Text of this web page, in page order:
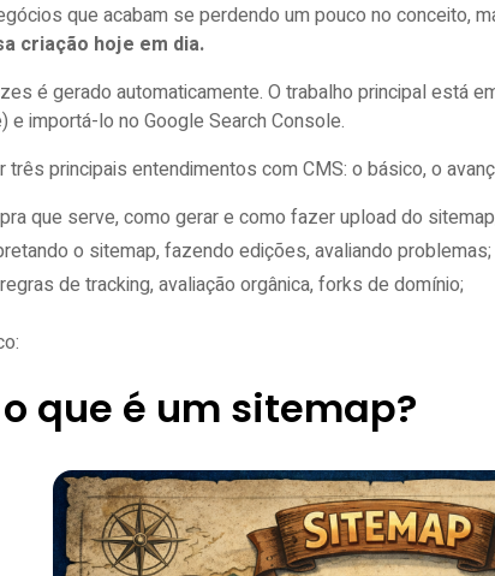
que acabam se perdendo um pouco no conceito,
criação hoje em dia.
é gerado automaticamente. O trabalho principal está
e importá-lo no Google Search Console.
três principais entendimentos com CMS: o básico, o
que serve, como gerar e como fazer upload do
o sitemap, fazendo edições, avaliando problemas;
regras de tracking, avaliação orgânica, forks de domínio;
o que é um sitemap?